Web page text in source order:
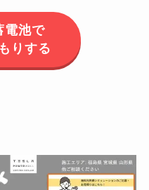
電池で
りする